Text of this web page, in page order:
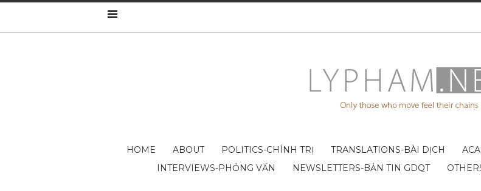
HOME ABOUT POLITICS-CHÍNH TRỊ TRANSLATIONS-BÀI DỊCH
INTERVIEWS-PHỎNG VẤN
NEWSLETTERS-BẢN TIN GDQT